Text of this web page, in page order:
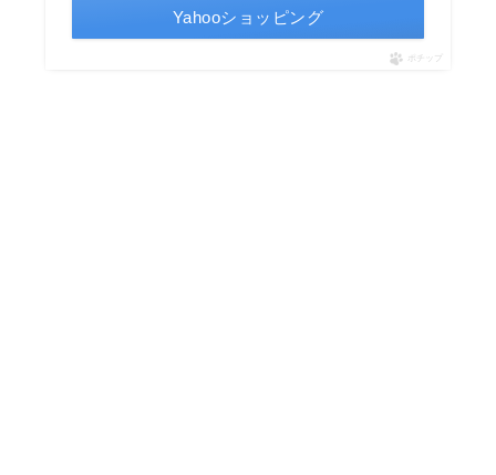
Yahooショッピング
ポチップ